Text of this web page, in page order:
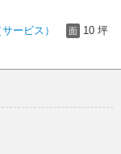
ービス） 面 10 坪